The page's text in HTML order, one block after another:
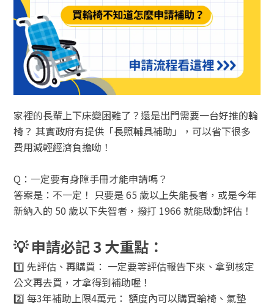
家裡的長輩上下床變困難了？還是出門需要一台好推的輪
椅？ 其實政府有提供「長照輔具補助」，可以省下很多
費用減輕經濟負擔呦！
Q：一定要有身障手冊才能申請嗎？
答案是：不一定！ 只要是 65 歲以上失能長者，或是今年
新納入的 50 歲以下失智者，撥打 1966 就能啟動評估！
💡 申請必記 3 大重點：
1️⃣ 先評估、再購買： 一定要等評估報告下來、拿到核定
公文再去買，才拿得到補助喔！
2️⃣ 每3年補助上限4萬元： 額度內可以購買輪椅、氣墊